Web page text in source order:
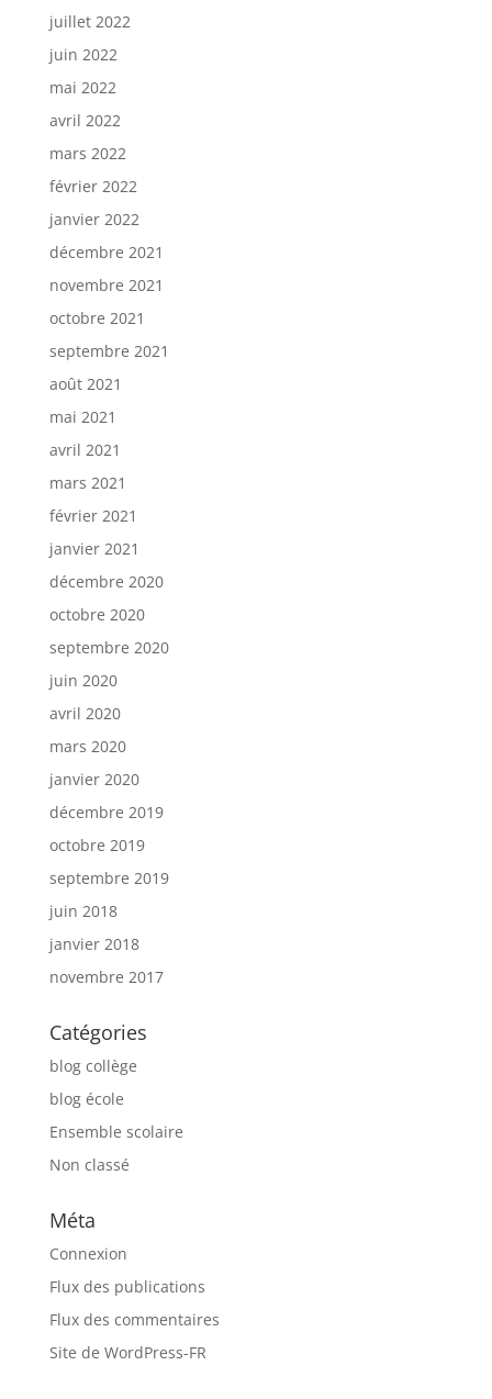
juillet 2022
juin 2022
mai 2022
avril 2022
mars 2022
février 2022
janvier 2022
décembre 2021
novembre 2021
octobre 2021
septembre 2021
août 2021
mai 2021
avril 2021
mars 2021
février 2021
janvier 2021
décembre 2020
octobre 2020
septembre 2020
juin 2020
avril 2020
mars 2020
janvier 2020
décembre 2019
octobre 2019
septembre 2019
juin 2018
janvier 2018
novembre 2017
Catégories
blog collège
blog école
Ensemble scolaire
Non classé
Méta
Connexion
Flux des publications
Flux des commentaires
Site de WordPress-FR